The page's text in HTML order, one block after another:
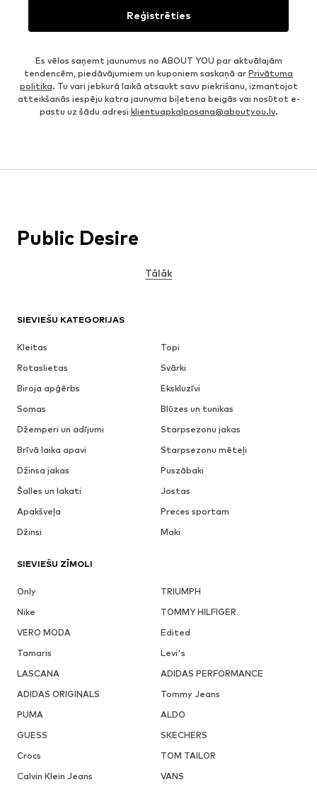
Reģistrēties
Es vēlos saņemt jaunumus no ABOUT YOU par aktuālajām
tendencēm, piedāvājumiem un kuponiem saskaņā ar Privātuma
politika. Tu vari jebkurā laikā atsaukt savu piekrišanu, izmantojot
atteikšanās iespēju katra jaunuma biļetena beigās vai nosūtot e-
pastu uz šādu adresi klientuapkalposana@aboutyou.lv.
SIEVIEŠU KATEGORIJAS
Kleitas
Topi
Rotaslietas
Svārki
Biroja apģērbs
Ekskluzīvi
Somas
Blūzes un tunikas
Džemperi un adījumi
Starpsezonu jakas
Brīvā laika apavi
Starpsezonu mēteļi
Džinsa jakas
Puszābaki
Šalles un lakati
Jostas
Apakšveļa
Preces sportam
Džinsi
Maki
SIEVIEŠU ZĪMOLI
Only
TRIUMPH
Nike
TOMMY HILFIGER
VERO MODA
Edited
Tamaris
Levi's
LASCANA
ADIDAS PERFORMANCE
ADIDAS ORIGINALS
Tommy Jeans
PUMA
ALDO
GUESS
SKECHERS
Crocs
TOM TAILOR
Calvin Klein Jeans
VANS
Public Desire
Tālāk